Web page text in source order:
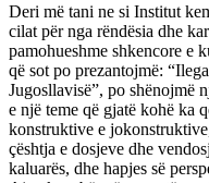
Deri më tani ne si Institut
cilat për nga rëndësia dhe
pamohueshme shkencore e
që sot po prezantojmë:
Jugosllavisë”, po shënojmë
e një teme që gjatë kohë ka
konstruktive e
çështja e dosjeve dhe
kaluarës, dhe hapjes së